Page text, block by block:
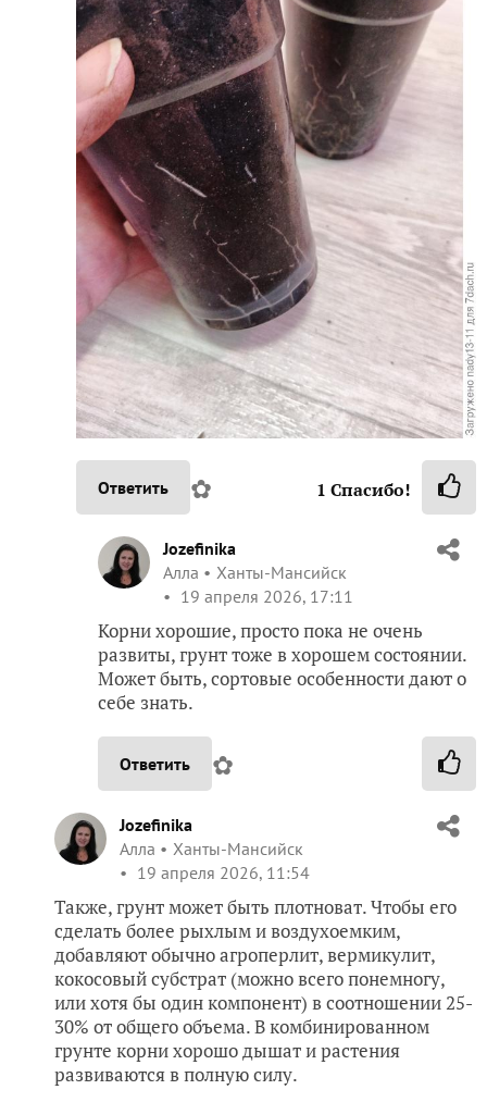
Ответить ✿ 1 Спасибо!
Jozefinika
Алла
Ханты-Мансийск
19 апреля 2026, 17:11
Корни хорошие, просто пока не очень
развиты, грунт тоже в хорошем состоянии.
Может быть, сортовые особенности дают о
себе знать.
Ответить ✿
Jozefinika
Алла
Ханты-Мансийск
19 апреля 2026, 11:54
Также, грунт может быть плотноват. Чтобы его
сделать более рыхлым и воздухоемким,
добавляют обычно агроперлит, вермикулит,
кокосовый субстрат (можно всего понемногу,
или хотя бы один компонент) в соотношении 25-
30% от общего объема. В комбинированном
грунте корни хорошо дышат и растения
развиваются в полную силу.